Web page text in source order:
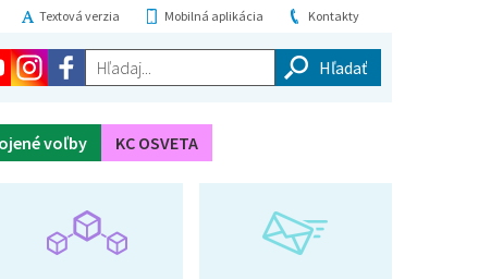
Kontakty
Mobilná aplikácia
Textová verzia
Hľadaj...
voľby KC OSVETA